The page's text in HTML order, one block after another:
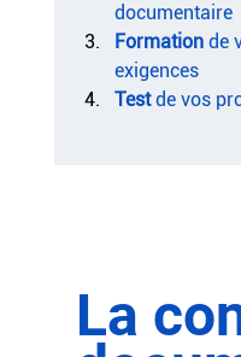
documentaire
Formation de
exigences
Test de vos
La